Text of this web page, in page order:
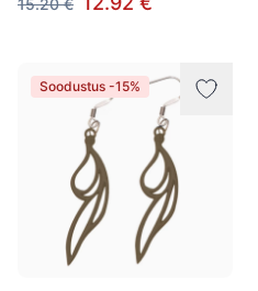
15.20 €
Soodustus -15%